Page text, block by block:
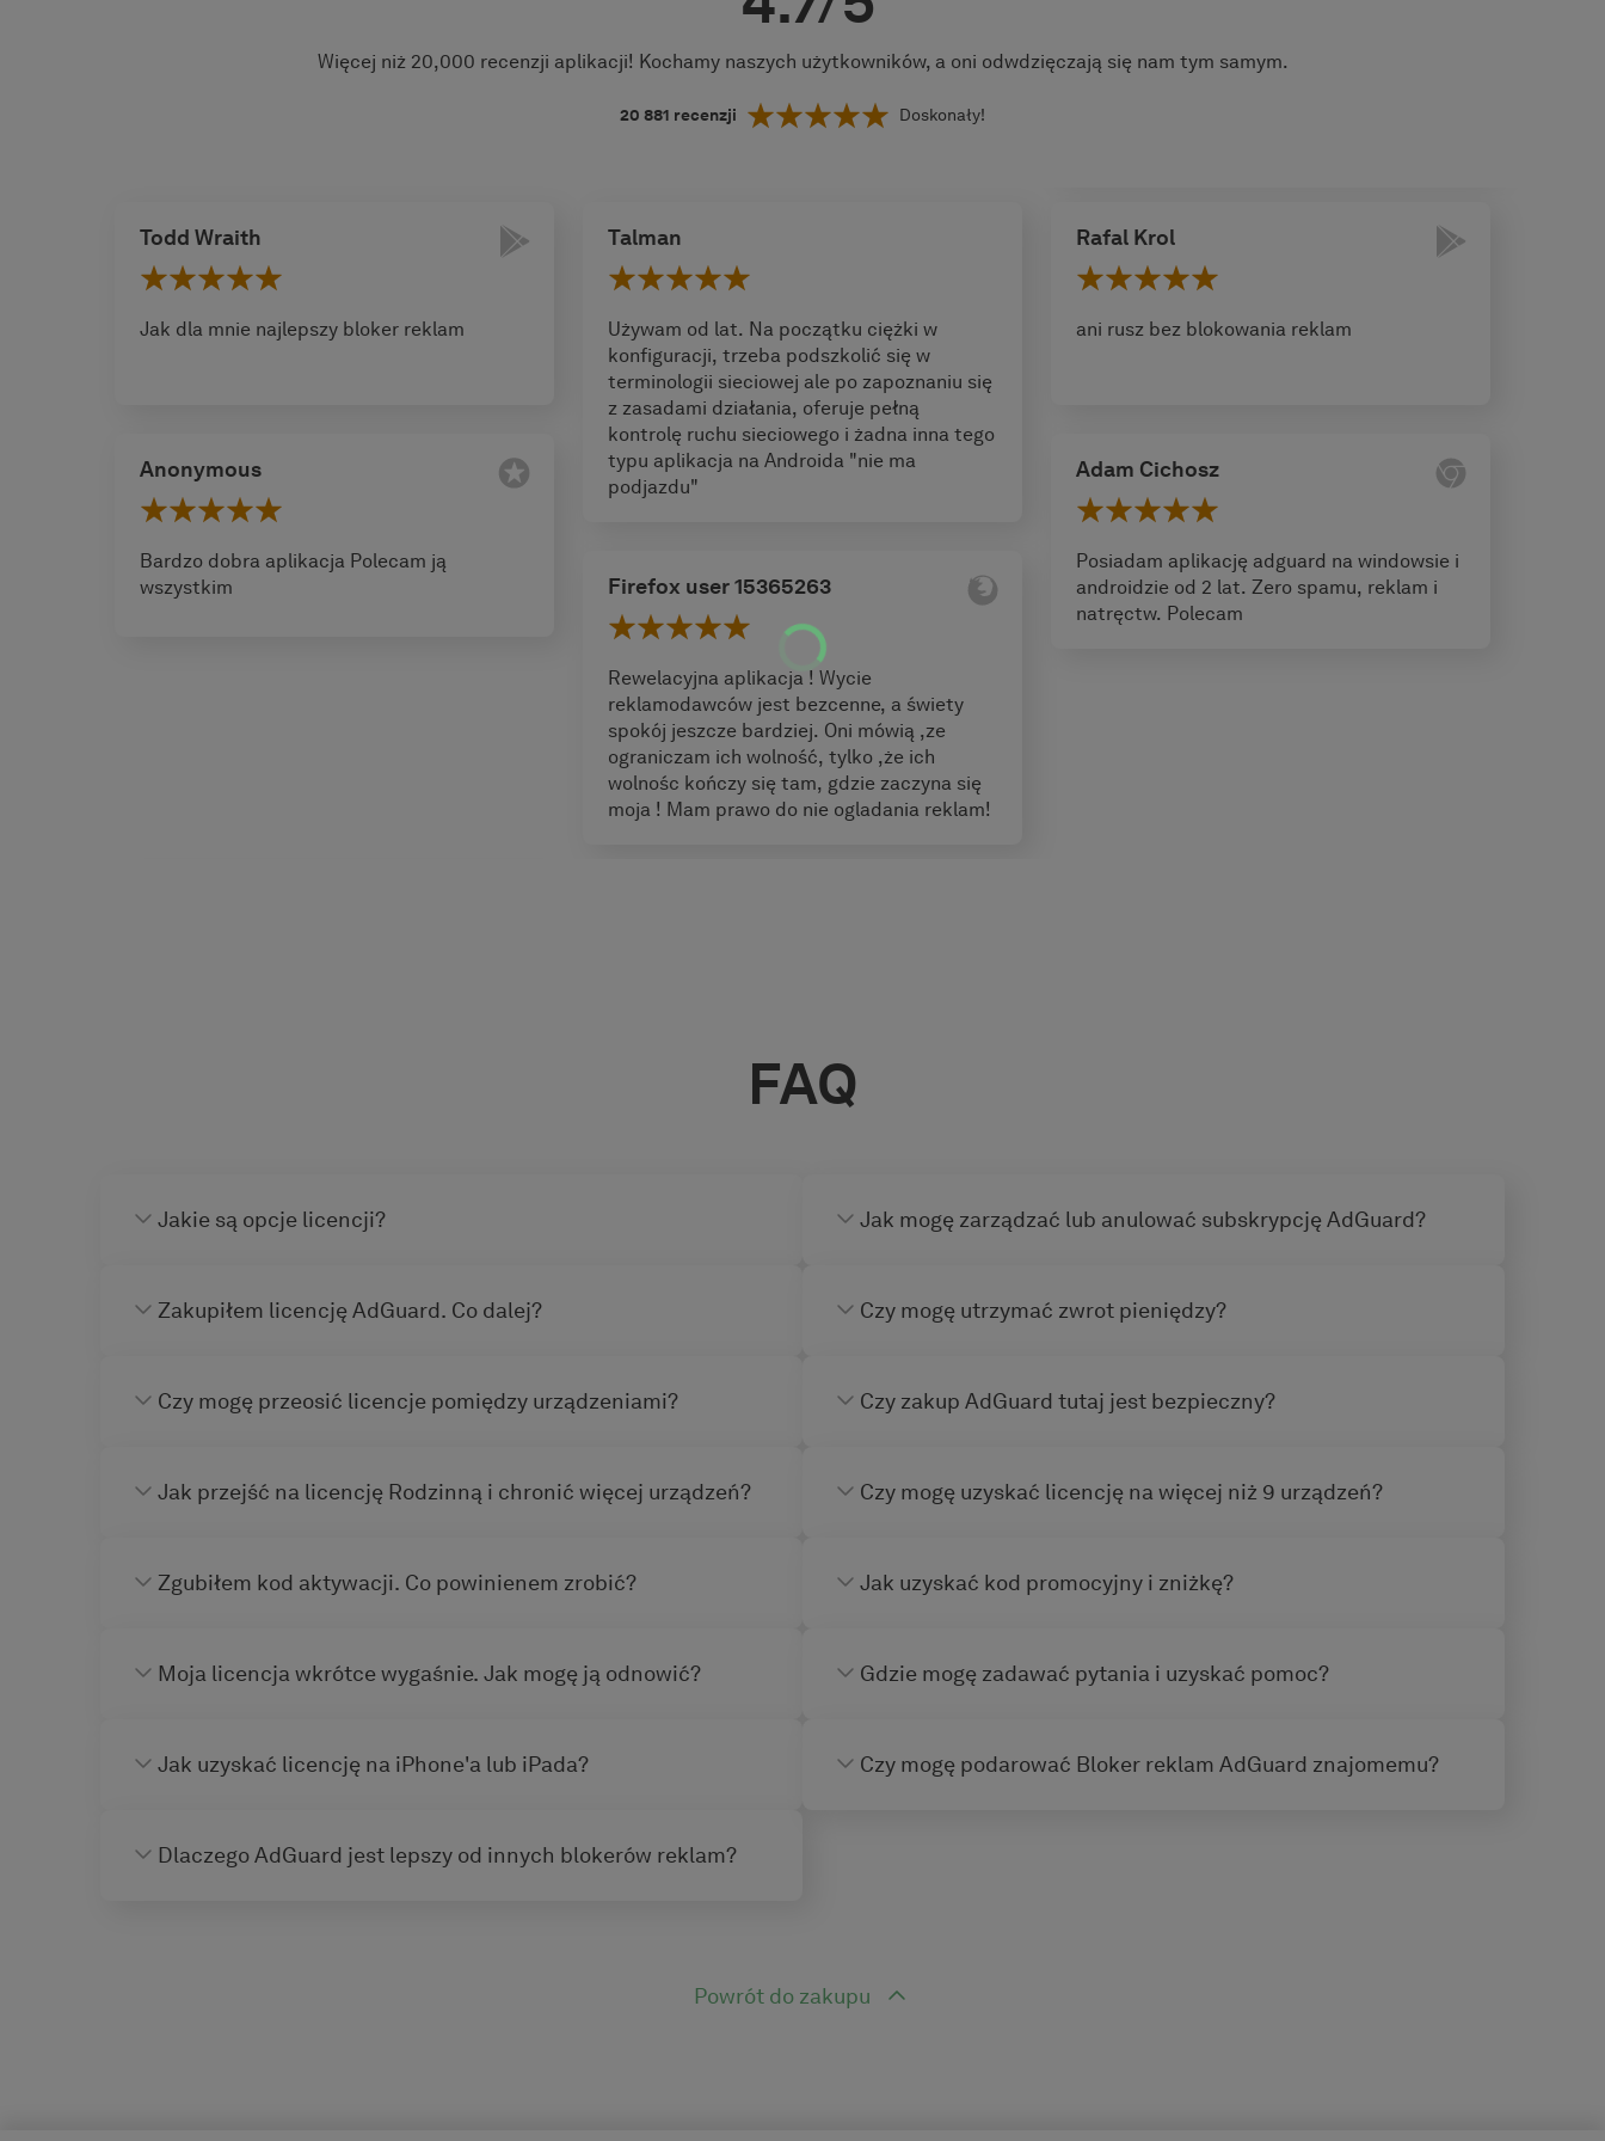
Więcej niż 20,000 recenzji aplikacji! Kochamy naszych użytkowników, a oni odwdzięczają się nam tym samym.
20 881 recenzji Doskonały!
Todd Wraith
Jak dla mnie najlepszy bloker reklam
Anonymous
Bardzo dobra aplikacja Polecam ją
wszystkim
Talman
Używam od lat. Na początku ciężki w
konfiguracji, trzeba podszkolić się w
terminologii sieciowej ale po zapoznaniu się
z zasadami działania, oferuje pełną
kontrolę ruchu sieciowego i żadna inna tego
typu aplikacja na Androida "nie ma
podjazdu"
Firefox user 15365263
Rewelacyjna aplikacja ! Wycie
reklamodawców jest bezcenne, a świety
spokój jeszcze bardziej. Oni mówią ,ze
ograniczam ich wolność, tylko ,że ich
wolnośc kończy się tam, gdzie zaczyna się
moja ! Mam prawo do nie ogladania reklam!
Rafal Krol
ani rusz bez blokowania reklam
Adam Cichosz
Posiadam aplikację adguard na windowsie i
androidzie od 2 lat. Zero spamu, reklam i
natręctw. Polecam
FAQ
Jakie są opcje licencji?
Zakupiłem licencję AdGuard. Co dalej?
Czy mogę przeosić licencje pomiędzy urządzeniami?
Jak przejść na licencję Rodzinną i chronić więcej urządzeń?
Zgubiłem kod aktywacji. Co powinienem zrobić?
Moja licencja wkrótce wygaśnie. Jak mogę ją odnowić?
Jak uzyskać licencję na iPhone'a lub iPada?
Dlaczego AdGuard jest lepszy od innych blokerów reklam?
Jak mogę zarządzać lub anulować subskrypcję AdGuard?
Czy mogę utrzymać zwrot pieniędzy?
Czy zakup AdGuard tutaj jest bezpieczny?
Czy mogę uzyskać licencję na więcej niż 9 urządzeń?
Jak uzyskać kod promocyjny i zniżkę?
Gdzie mogę zadawać pytania i uzyskać pomoc?
Czy mogę podarować Bloker reklam AdGuard znajomemu?
Powrót do zakupu